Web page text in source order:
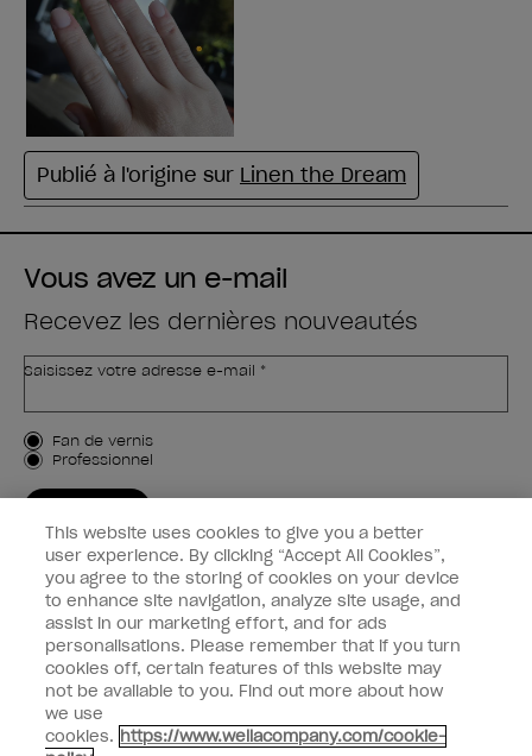
Vous avez un e-mail
Recevez les dernières nouveautés
Saisissez votre adresse e-mail *
Type de client
Fan de vernis
Professionnel
Informations clients
Connectez-Vous
facebookinstagramyoutube
This website uses cookies to give you a better
user experience. By clicking “Accept All Cookies”,
you agree to the storing of cookies on your device
to enhance site navigation, analyze site usage, and
assist in our marketing effort, and for ads
personalisations. Please remember that if you turn
cookies off, certain features of this website may
not be available to you. Find out more about how
we use
cookies. https://www.wellacompany.com/cookie-